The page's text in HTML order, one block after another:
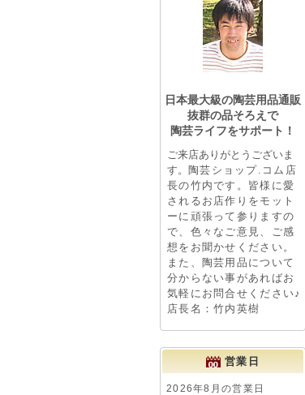
日本最大級の陶芸用品通販
抜群の品そろえで
陶芸ライフをサポート！
ご来店ありがとうございま
す。 陶芸ショップ.コム店
長の竹内です。皆様に愛
されるお店作りをモット
ーに頑張って参りますの
で、色々なご意見、ご感
想をお聞かせください。
また、陶芸用品について
分からない事があればお
気軽にお問合せください♪
店長名：竹内英樹
営業日
2026年8月の営業日